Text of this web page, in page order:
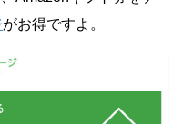
がお得ですよ。